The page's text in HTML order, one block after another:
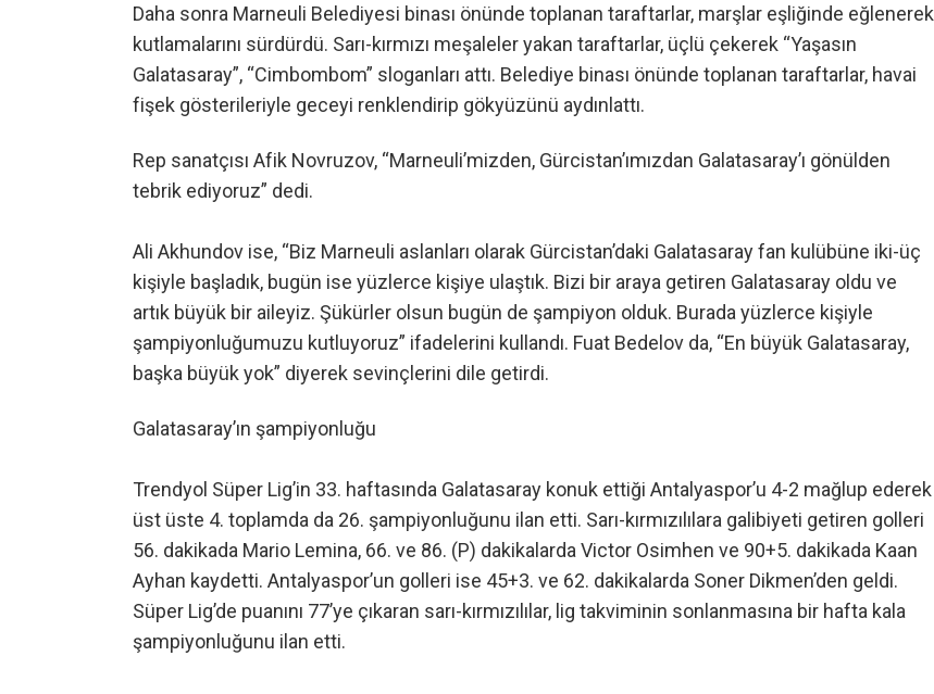
Daha sonra Marneuli Belediyesi binası önünde toplanan taraftarlar, marşlar eşliğinde eğlenerek
kutlamalarını sürdürdü. Sarı-kırmızı meşaleler yakan taraftarlar, üçlü çekerek “Yaşasın
Galatasaray”, “Cimbombom” sloganları attı. Belediye binası önünde toplanan taraftarlar, havai
fişek gösterileriyle geceyi renklendirip gökyüzünü aydınlattı.
Rep sanatçısı Afik Novruzov, “Marneuli’mizden, Gürcistan’ımızdan Galatasaray’ı gönülden
tebrik ediyoruz” dedi.
Ali Akhundov ise, “Biz Marneuli aslanları olarak Gürcistan’daki Galatasaray fan kulübüne iki-üç
kişiyle başladık, bugün ise yüzlerce kişiye ulaştık. Bizi bir araya getiren Galatasaray oldu ve
artık büyük bir aileyiz. Şükürler olsun bugün de şampiyon olduk. Burada yüzlerce kişiyle
şampiyonluğumuzu kutluyoruz” ifadelerini kullandı. Fuat Bedelov da, “En büyük Galatasaray,
başka büyük yok” diyerek sevinçlerini dile getirdi.
Galatasaray’ın şampiyonluğu
Trendyol Süper Lig’in 33. haftasında Galatasaray konuk ettiği Antalyaspor’u 4-2 mağlup ederek
üst üste 4. toplamda da 26. şampiyonluğunu ilan etti. Sarı-kırmızılılara galibiyeti getiren golleri
56. dakikada Mario Lemina, 66. ve 86. (P) dakikalarda Victor Osimhen ve 90+5. dakikada Kaan
Ayhan kaydetti. Antalyaspor’un golleri ise 45+3. ve 62. dakikalarda Soner Dikmen’den geldi.
Süper Lig’de puanını 77’ye çıkaran sarı-kırmızılılar, lig takviminin sonlanmasına bir hafta kala
şampiyonluğunu ilan etti.